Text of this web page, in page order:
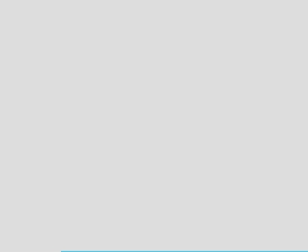
注目カテゴリ